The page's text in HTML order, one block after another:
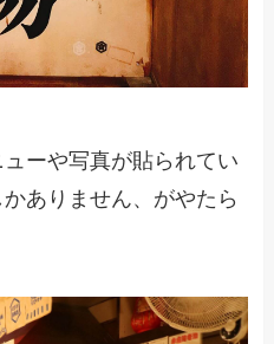
ーや写真が貼られてい
ありません、がやたら